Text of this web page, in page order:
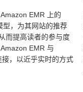
EMR 上的
型，为其网站的推荐
而提高读者的参与度
EMR 与
，以近乎实时的方式